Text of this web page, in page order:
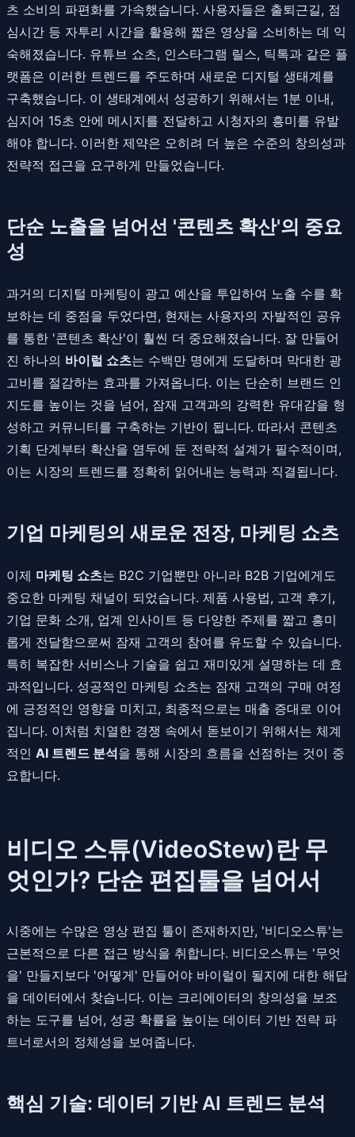
츠 소비의 파편화를 가속했습니다. 사용자들은 출퇴근길, 점
심시간 등 자투리 시간을 활용해 짧은 영상을 소비하는 데 익
숙해졌습니다. 유튜브 쇼츠, 인스타그램 릴스, 틱톡과 같은 플
랫폼은 이러한 트렌드를 주도하며 새로운 디지털 생태계를
구축했습니다. 이 생태계에서 성공하기 위해서는 1분 이내,
심지어 15초 안에 메시지를 전달하고 시청자의 흥미를 유발
해야 합니다. 이러한 제약은 오히려 더 높은 수준의 창의성과
전략적 접근을 요구하게 만들었습니다.
단순 노출을 넘어선 '콘텐츠 확산'의 중요
성
과거의 디지털 마케팅이 광고 예산을 투입하여 노출 수를 확
보하는 데 중점을 두었다면, 현재는 사용자의 자발적인 공유
를 통한 '콘텐츠 확산'이 훨씬 더 중요해졌습니다. 잘 만들어
진 하나의 바이럴 쇼츠는 수백만 명에게 도달하며 막대한 광
고비를 절감하는 효과를 가져옵니다. 이는 단순히 브랜드 인
지도를 높이는 것을 넘어, 잠재 고객과의 강력한 유대감을 형
성하고 커뮤니티를 구축하는 기반이 됩니다. 따라서 콘텐츠
기획 단계부터 확산을 염두에 둔 전략적 설계가 필수적이며,
이는 시장의 트렌드를 정확히 읽어내는 능력과 직결됩니다.
기업 마케팅의 새로운 전장, 마케팅 쇼츠
이제 마케팅 쇼츠는 B2C 기업뿐만 아니라 B2B 기업에게도
중요한 마케팅 채널이 되었습니다. 제품 사용법, 고객 후기,
기업 문화 소개, 업계 인사이트 등 다양한 주제를 짧고 흥미
롭게 전달함으로써 잠재 고객의 참여를 유도할 수 있습니다.
특히 복잡한 서비스나 기술을 쉽고 재미있게 설명하는 데 효
과적입니다. 성공적인 마케팅 쇼츠는 잠재 고객의 구매 여정
에 긍정적인 영향을 미치고, 최종적으로는 매출 증대로 이어
집니다. 이처럼 치열한 경쟁 속에서 돋보이기 위해서는 체계
적인 AI 트렌드 분석을 통해 시장의 흐름을 선점하는 것이 중
요합니다.
비디오 스튜(VideoStew)란 무
엇인가? 단순 편집툴을 넘어서
시중에는 수많은 영상 편집 툴이 존재하지만, '비디오스튜'는
근본적으로 다른 접근 방식을 취합니다. 비디오스튜는 '무엇
을' 만들지보다 '어떻게' 만들어야 바이럴이 될지에 대한 해답
을 데이터에서 찾습니다. 이는 크리에이터의 창의성을 보조
하는 도구를 넘어, 성공 확률을 높이는 데이터 기반 전략 파
트너로서의 정체성을 보여줍니다.
핵심 기술: 데이터 기반 AI 트렌드 분석